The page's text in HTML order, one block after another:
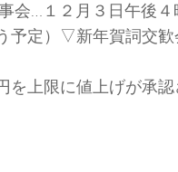
会…１２月３日午後
予定）▽新年賀詞交
上限に値上げが承認